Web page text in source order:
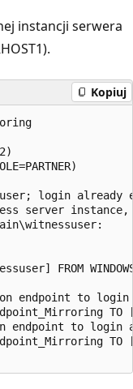
instancji serwera
Kopiuj
user; login
server
FROM
on endpoint to
endpoint to